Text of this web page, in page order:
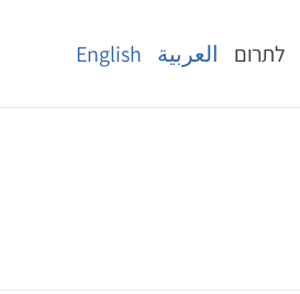
לתרום العربية English